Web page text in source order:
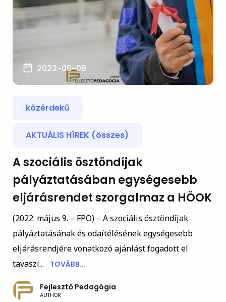
2022-05-09
közérdekű
AKTUÁLIS HÍREK (összes)
A szociális ösztöndíjak
pályáztatásában egységesebb
eljárásrendet szorgalmaz a HÖOK
(2022. május 9. – FPO) – A szociális ösztöndíjak
pályáztatásának és odaítélésének egységesebb
eljárásrendjére vonatkozó ajánlást fogadott el
tavaszi...
TOVÁBB...
Fejlesztő Pedagógia
AUTHOR